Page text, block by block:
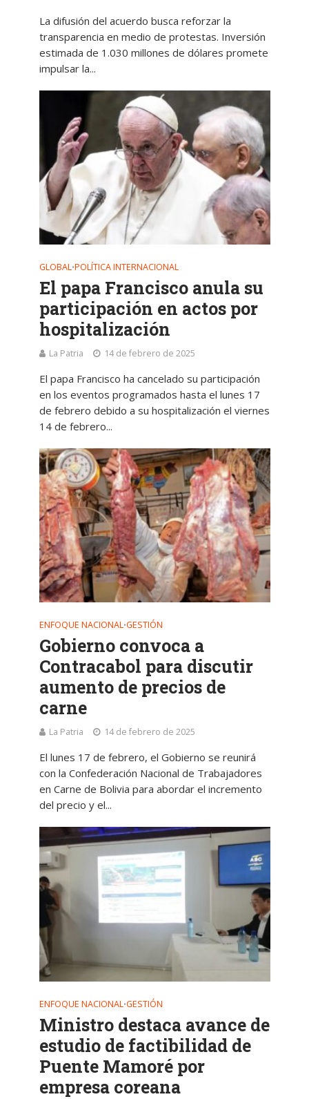
La difusión del acuerdo busca reforzar la
transparencia en medio de protestas. Inversión
estimada de 1.030 millones de dólares promete
impulsar la...
GLOBAL•POLÍTICA INTERNACIONAL
El papa Francisco anula su
participación en actos por
hospitalización
La Patria 14 de febrero de 2025
El papa Francisco ha cancelado su participación
en los eventos programados hasta el lunes 17
de febrero debido a su hospitalización el viernes
14 de febrero...
ENFOQUE NACIONAL•GESTIÓN
Gobierno convoca a
Contracabol para discutir
aumento de precios de
carne
La Patria 14 de febrero de 2025
El lunes 17 de febrero, el Gobierno se reunirá
con la Confederación Nacional de Trabajadores
en Carne de Bolivia para abordar el incremento
del precio y el...
ENFOQUE NACIONAL•GESTIÓN
Ministro destaca avance de
estudio de factibilidad de
Puente Mamoré por
empresa coreana